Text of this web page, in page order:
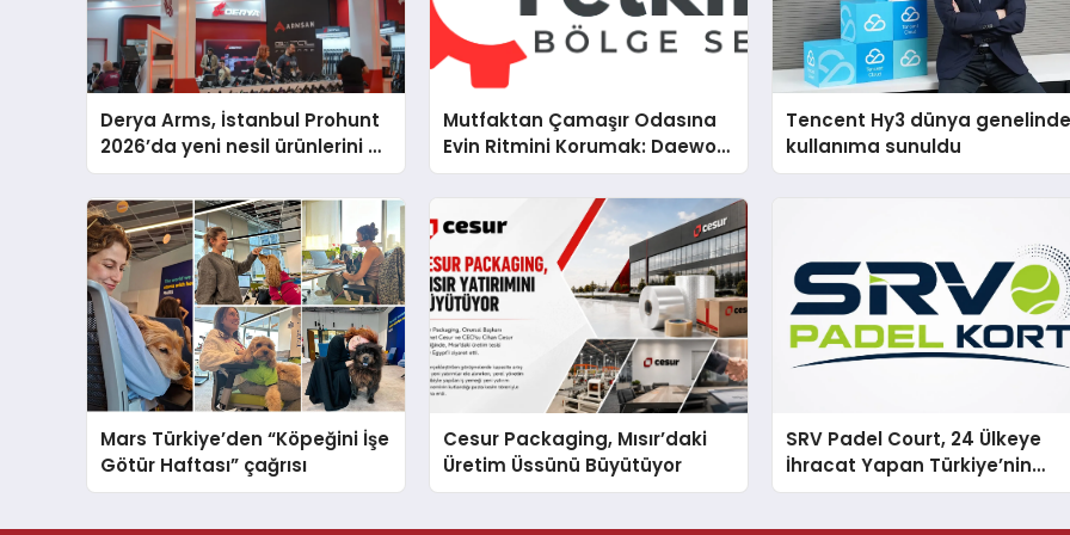
Derya Arms, İstanbul Prohunt
2026’da yeni nesil ürünlerini ve
global marka vizyonunu
sergiledi
Mutfaktan Çamaşır Odasına
Evin Ritmini Korumak: Daewoo
Cihazlarında Dürüst Teknik
Destek Deneyimi
Tencent Hy3 dünya
kullanıma sunuldu
Mars Türkiye’den “Köpeğini İşe
Götür Haftası” çağrısı
Cesur Packaging, Mısır’daki
Üretim Üssünü Büyütüyor
SRV Padel Court, 24 Ülkeye
İhracat Yapan Türkiye’nin
Padel Kortu Üretim Gücü